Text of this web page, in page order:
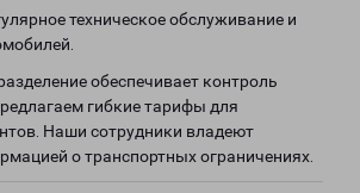
техническое обслуживание и
обеспечивает контроль
гибкие тарифы для
Наши сотрудники владеют
о транспортных ограничениях.